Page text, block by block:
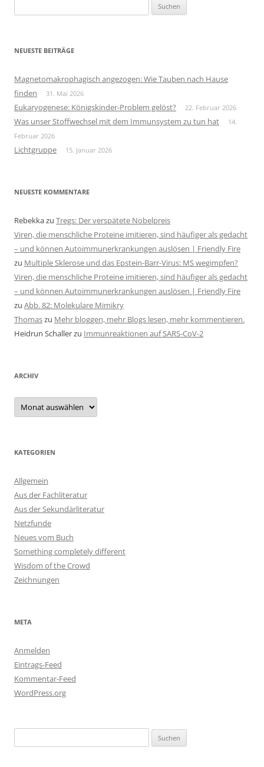
nach:
NEUESTE BEITRÄGE
Magnetomakrophagisch angezogen: Wie Tauben nach Hause
finden
31. Mai 2026
Eukaryogenese: Königskinder-Problem gelöst? 22. Februar 2026
Was unser Stoffwechsel mit dem Immunsystem zu tun hat
14.
Februar 2026
Lichtgruppe 15. Januar 2026
NEUESTE KOMMENTARE
Rebekkazu Tregs: Der verspätete Nobelpreis
Viren, die menschliche Proteine imitieren, sind häufiger als gedacht
– und können Autoimmunerkrankungen auslösen | Friendly Fire
zu Multiple Sklerose und das Epstein-Barr-Virus: MS wegimpfen?
Viren, die menschliche Proteine imitieren, sind häufiger als gedacht
– und können Autoimmunerkrankungen auslösen | Friendly Fire
zu Abb. 82: Molekulare Mimikry
Thomaszu Mehr bloggen, mehr Blogs lesen, mehr kommentieren.
Heidrun Schallerzu Immunreaktionen auf SARS-CoV-2
ARCHIV
Archiv
KATEGORIEN
Allgemein
Aus der Fachliteratur
Aus der Sekundärliteratur
Netzfunde
Neues vom Buch
Something completely different
Wisdom of the Crowd
Zeichnungen
META
Anmelden
Eintrags-Feed
Kommentar-Feed
WordPress.org
nach: